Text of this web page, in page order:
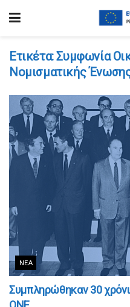
Ετικέτα:Συμφωνία
Νομισματικής
ΝΈΑ
Συμπληρώθηκαν 30